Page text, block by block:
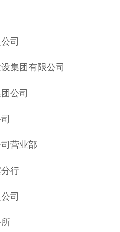
司
集团有限公司
公司
营业部
行
司